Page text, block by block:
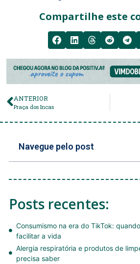
Compartilhe este
ANTERIOR
Praça dos Incas
Navegue pelo post
Posts recentes:
Consumismo na era do TikTok:
facilitar a vida
Alergia respiratória e produtos de
precisa saber